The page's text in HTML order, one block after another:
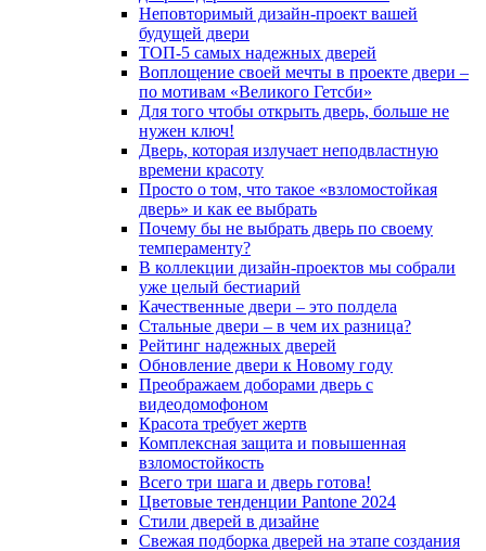
Неповторимый дизайн-проект вашей
будущей двери
ТОП-5 самых надежных дверей
Воплощение своей мечты в проекте двери –
по мотивам «Великого Гетсби»
Для того чтобы открыть дверь, больше не
нужен ключ!
Дверь, которая излучает неподвластную
времени красоту
Просто о том, что такое «взломостойкая
дверь» и как ее выбрать
Почему бы не выбрать дверь по своему
темпераменту?
В коллекции дизайн-проектов мы собрали
уже целый бестиарий
Качественные двери – это полдела
Стальные двери – в чем их разница?
Рейтинг надежных дверей
Обновление двери к Новому году
Преображаем доборами дверь с
видеодомофоном
Красота требует жертв
Комплексная защита и повышенная
взломостойкость
Всего три шага и дверь готова!
Цветовые тенденции Pantone 2024
Стили дверей в дизайне
Свежая подборка дверей на этапе создания